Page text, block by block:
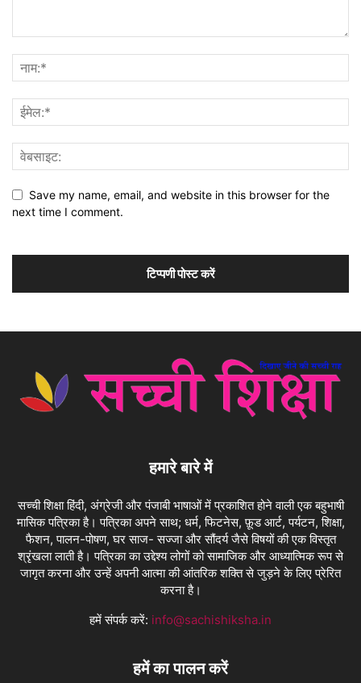
Save my name, email, and website in this browser for the
next time I comment.
हमारे बारे में
सच्ची शिक्षा हिंदी, अंग्रेजी और पंजाबी भाषाओं में प्रकाशित होने वाली एक बहुभाषी
मासिक पत्रिका है। पत्रिका अपने साथ; धर्म, फिटनेस, फ़ूड आर्ट, पर्यटन, शिक्षा,
फैशन, पालन-पोषण, घर साज- सज्जा और सौंदर्य जैसे विषयों की एक विस्तृत
श्रृंखला लाती है। पत्रिका का उद्देश्य लोगों को सामाजिक और आध्यात्मिक रूप से
जागृत करना और उन्हें अपनी आत्मा की आंतरिक शक्ति से जुड़ने के लिए प्रेरित
करना है।
हमें संपर्क करें: info@sachishiksha.in
हमें का पालन करें